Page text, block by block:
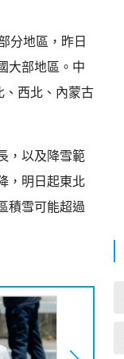
分地區，昨日
大部地區。中
、西北、內蒙古
，以及降雪範
，明日起東北
積雪可能超過